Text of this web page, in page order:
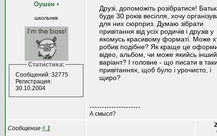
Оушен •
школьник
Статистика:
Сообщений: 32775
Регистрация:
30.10.2004
Друзі, допоможіть розібратися!
буде 30 років весілля, хочу
для них сюрприз. Думаю зібрати
привітання від усіх родичів і друзів у
якомусь красивому форматі. Може
робив подібне? Як краще це
відео, альбом, чи може якийсь інший
варіант? І головне - що писати в
привітаннях, щоб було і урочисто, і
щиро?
---------------------
А смысл?
Сообщение # 1